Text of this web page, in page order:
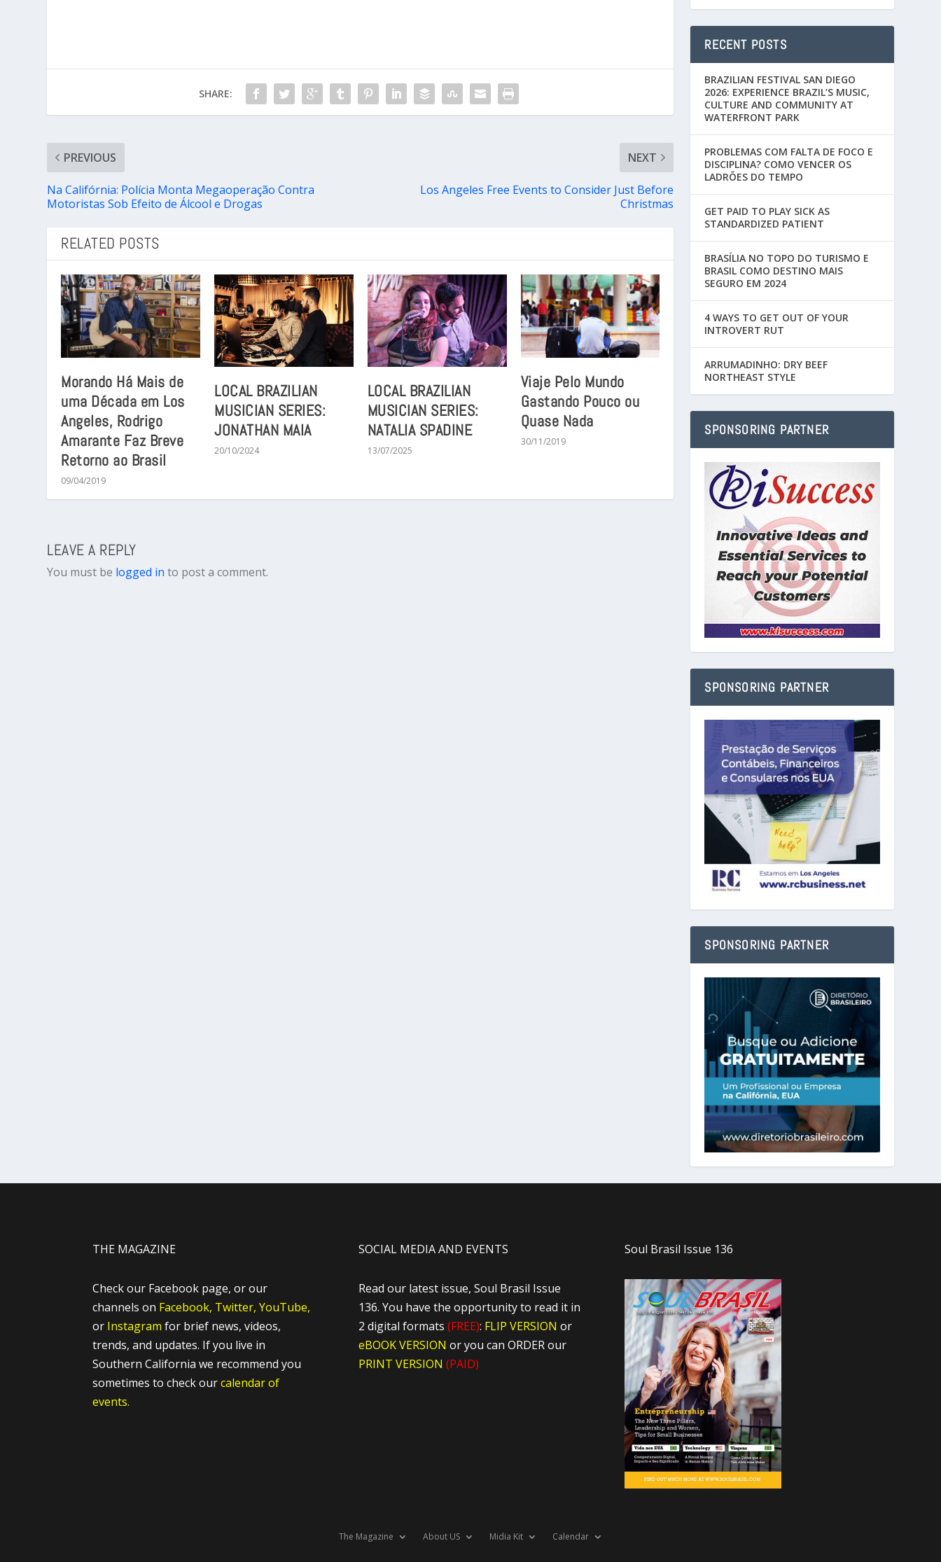
SHARE:
PREVIOUS
Na Califórnia: Polícia Monta Megaoperação Contra
Motoristas Sob Efeito de Álcool e Drogas
NEXT
Los Angeles Free Events to Consider Just Before
Christmas
RELATED POSTS
Morando Há Mais de
uma Década em Los
Angeles, Rodrigo
Amarante Faz Breve
Retorno ao Brasil
09/04/2019
LOCAL BRAZILIAN
MUSICIAN SERIES:
JONATHAN MAIA
20/10/2024
LOCAL BRAZILIAN
MUSICIAN SERIES:
NATALIA SPADINE
13/07/2025
Viaje Pelo Mundo
Gastando Pouco ou
Quase Nada
30/11/2019
LEAVE A REPLY
You must be logged in to post a comment.
RECENT POSTS
BRAZILIAN FESTIVAL SAN DIEGO
2026: EXPERIENCE BRAZIL’S MUSIC,
CULTURE AND COMMUNITY AT
WATERFRONT PARK
PROBLEMAS COM FALTA DE FOCO E
DISCIPLINA? COMO VENCER OS
LADRÕES DO TEMPO
GET PAID TO PLAY SICK AS
STANDARDIZED PATIENT
BRASÍLIA NO TOPO DO TURISMO E
BRASIL COMO DESTINO MAIS
SEGURO EM 2024
4 WAYS TO GET OUT OF YOUR
INTROVERT RUT
ARRUMADINHO: DRY BEEF
NORTHEAST STYLE
SPONSORING PARTNER
SPONSORING PARTNER
SPONSORING PARTNER
THE MAGAZINE
Check our Facebook page, or our
channels on Facebook, Twitter, YouTube,
or Instagram for brief news, videos,
trends, and updates. If you live in
Southern California we recommend you
sometimes to check ourcalendar of
events.
SOCIAL MEDIA AND EVENTS
Read our latest issue, Soul Brasil Issue
136. You have the opportunity to read it in
2 digital formats (FREE): FLIP VERSION or
eBOOK VERSION or you can ORDER our
PRINT VERSION (PAID)
Soul Brasil Issue 136
The Magazine About US Midia Kit Calendar